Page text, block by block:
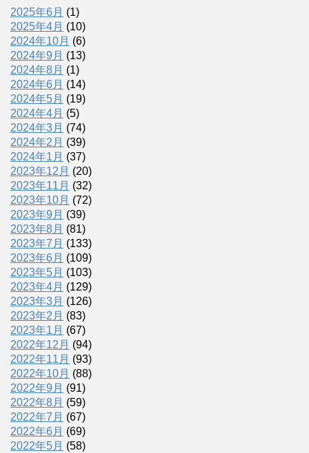
2025年6月 (1)
2025年4月 (10)
2024年10月 (6)
2024年9月 (13)
2024年8月 (1)
2024年6月 (14)
2024年5月 (19)
2024年4月 (5)
2024年3月 (74)
2024年2月 (39)
2024年1月 (37)
2023年12月 (20)
2023年11月 (32)
2023年10月 (72)
2023年9月 (39)
2023年8月 (81)
2023年7月 (133)
2023年6月 (109)
2023年5月 (103)
2023年4月 (129)
2023年3月 (126)
2023年2月 (83)
2023年1月 (67)
2022年12月 (94)
2022年11月 (93)
2022年10月 (88)
2022年9月 (91)
2022年8月 (59)
2022年7月 (67)
2022年6月 (69)
2022年5月 (58)